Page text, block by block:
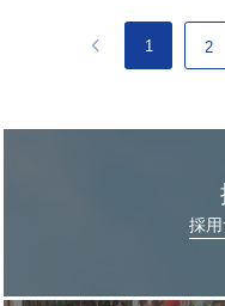
1 2
採